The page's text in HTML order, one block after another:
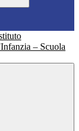
– Scuola